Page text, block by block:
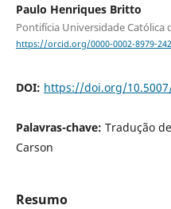
Paulo Henriques Britto
Pontifícia Universidade Católica
https://orcid.org/0000-0002-8979-
DOI: https://doi.org/
Palavras-chave: Tradução
Carson
Resumo